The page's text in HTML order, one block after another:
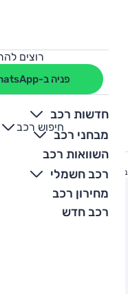
רוצים
פניה ב-WhatsApp
חדשות רכב
מבחני רכב
השוואות רכב
רכב חשמלי
מחירון רכב
רכב חדש
חיפוש רכב
+
-